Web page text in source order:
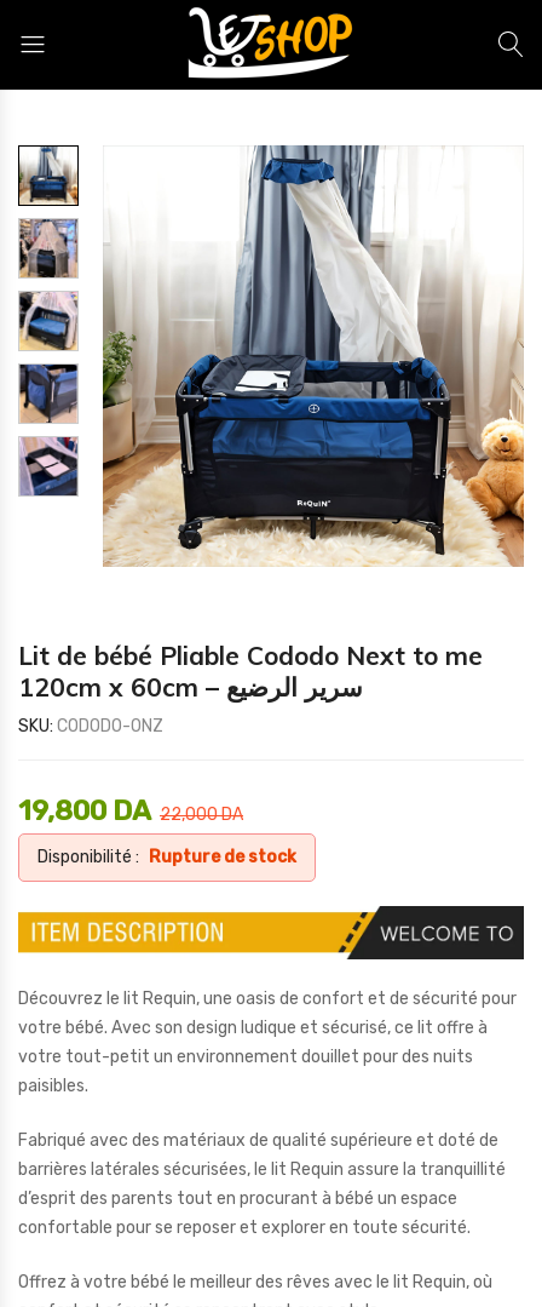
Lit de bébé Pliable Cododo Next to me
120cm x 60cm – سرير الرضيع
SKU: CODODO-ONZ
22,000DA
19,800 DA
Disponibilité : Rupture de stock
Découvrez le lit Requin, une oasis de confort et de sécurité pour
votre bébé. Avec son design ludique et sécurisé, ce lit offre à
votre tout-petit un environnement douillet pour des nuits
paisibles.
Fabriqué avec des matériaux de qualité supérieure et doté de
barrières latérales sécurisées, le lit Requin assure la tranquillité
d’esprit des parents tout en procurant à bébé un espace
confortable pour se reposer et explorer en toute sécurité.
Offrez à votre bébé le meilleur des rêves avec le lit Requin, où